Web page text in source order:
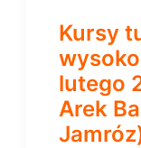
Kursy
lutego
Arek